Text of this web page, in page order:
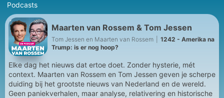
Podcasts
Maarten van Rossem & Tom Jessen
Tom Jessen en Maarten van Rossem
1242 - Amerika na
Trump: is er nog hoop?
Elke dag het nieuws dat ertoe doet. Zonder hysterie, mét
context. Maarten van Rossem en Tom Jessen geven je scherpe
duiding bij het grootste nieuws van Nederland en de wereld.
Geen paniekverhalen, maar analyse, relativering en historische